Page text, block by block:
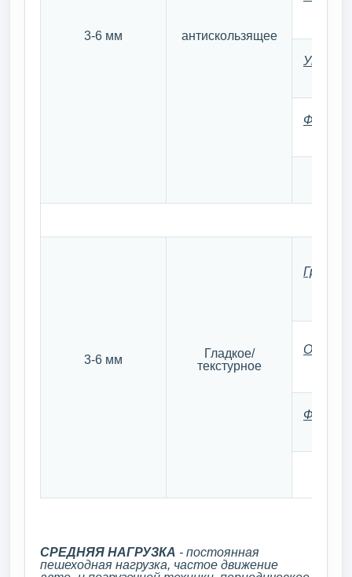
3-6 мм антискользящее
3-6 мм
Гладкое/
текстурное
СРЕДНЯЯ НАГРУЗКА - постоянная
пешеходная нагрузка, частое движение